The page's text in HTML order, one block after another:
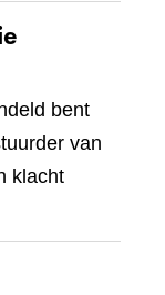
bent
van
klacht